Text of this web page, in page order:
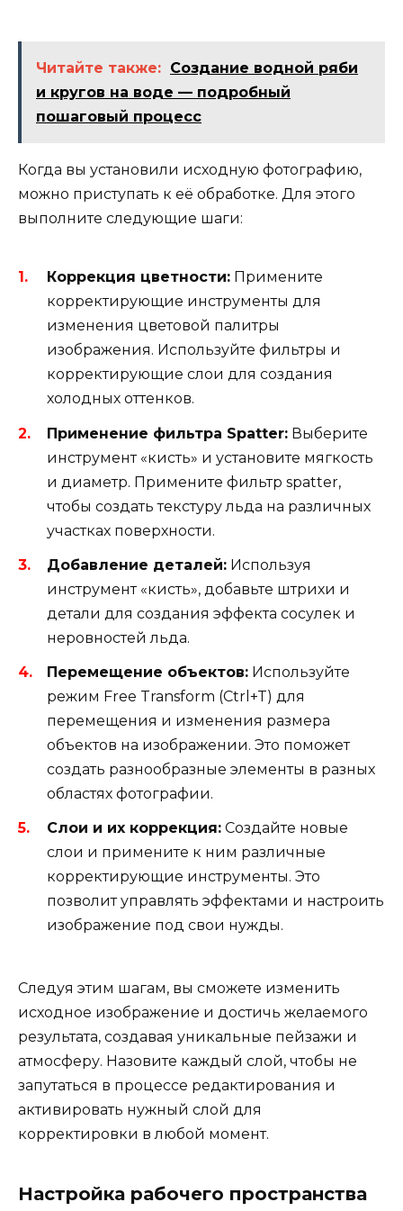
Читайте также: Создание водной ряби
и кругов на воде — подробный
пошаговый процесс
Когда вы установили исходную фотографию,
можно приступать к её обработке. Для этого
выполните следующие шаги:
Коррекция цветности: Примените
корректирующие инструменты для
изменения цветовой палитры
изображения. Используйте фильтры и
корректирующие слои для создания
холодных оттенков.
Применение фильтра Spatter: Выберите
инструмент «кисть» и установите мягкость
и диаметр. Примените фильтр spatter,
чтобы создать текстуру льда на различных
участках поверхности.
Добавление деталей: Используя
инструмент «кисть», добавьте штрихи и
детали для создания эффекта сосулек и
неровностей льда.
Перемещение объектов: Используйте
режим Free Transform (Ctrl+T) для
перемещения и изменения размера
объектов на изображении. Это поможет
создать разнообразные элементы в разных
областях фотографии.
Слои и их коррекция: Создайте новые
слои и примените к ним различные
корректирующие инструменты. Это
позволит управлять эффектами и настроить
изображение под свои нужды.
Следуя этим шагам, вы сможете изменить
исходное изображение и достичь желаемого
результата, создавая уникальные пейзажи и
атмосферу. Назовите каждый слой, чтобы не
запутаться в процессе редактирования и
активировать нужный слой для
корректировки в любой момент.
Настройка рабочего пространства